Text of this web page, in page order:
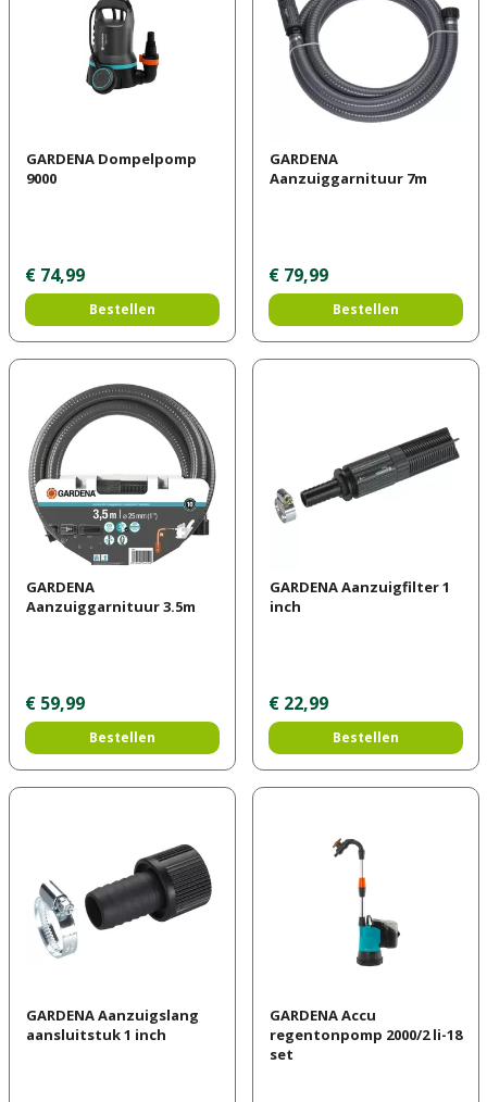
GARDENA Dompelpomp
9000
€ 74,99
Bestellen
GARDENA
Aanzuiggarnituur 7m
€ 79,99
Bestellen
GARDENA
Aanzuiggarnituur 3.5m
€ 59,99
Bestellen
GARDENA Aanzuigfilter 1
inch
€ 22,99
Bestellen
GARDENA Aanzuigslang
aansluitstuk 1 inch
GARDENA Accu
regentonpomp 2000/2 li-18
set